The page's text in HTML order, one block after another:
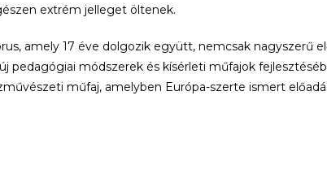
extrém jelleget öltenek.
amely 17 éve dolgozik együtt, nemcsak nagyszerű
pedagógiai módszerek és kísérleti műfajok
műfaj, amelyben Európa-szerte ismert